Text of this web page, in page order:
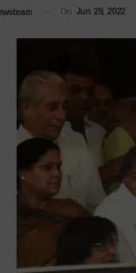
On Jun 29, 2022